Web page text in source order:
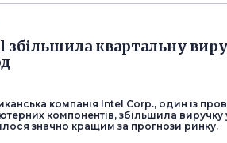
збільшила квартальну
компанія Intel Corp., один із
компонентів, збільшила
значно кращим за прогнози ринку.